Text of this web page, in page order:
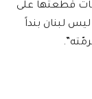
قطعتها على
لبنان بنداً